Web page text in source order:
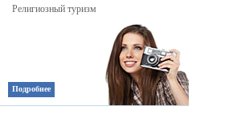
Религиозный туризм
Подробнее